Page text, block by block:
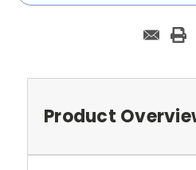
Product